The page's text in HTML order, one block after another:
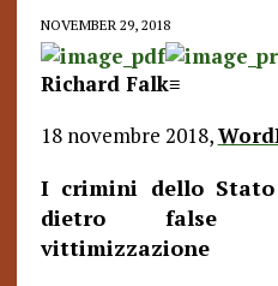
NOVEMBER 29, 2018
Richard Falk≡
18 novembre 2018,
I crimini dello
dietro false
vittimizzazione